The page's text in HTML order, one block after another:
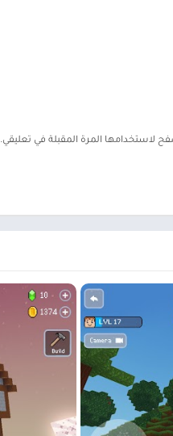
لاستخدامها المرة المقبلة في تعليقي.